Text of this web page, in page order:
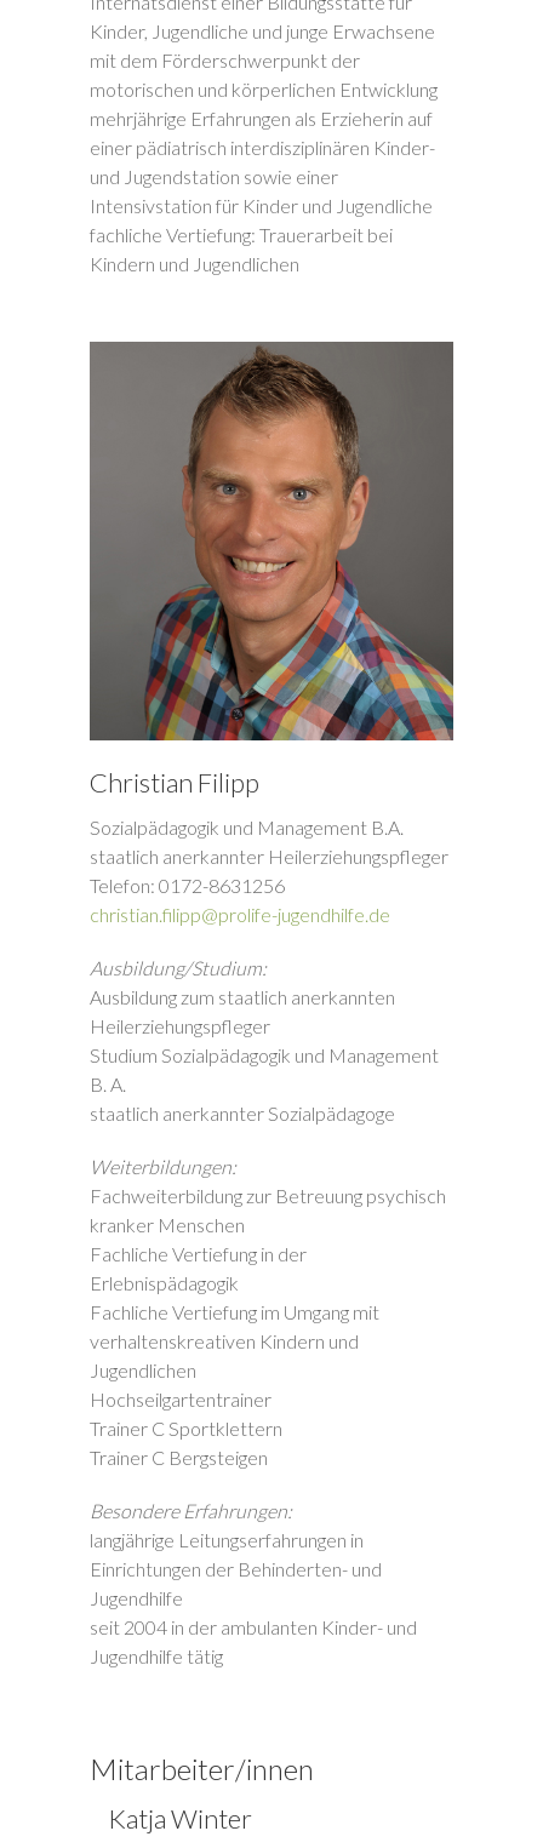
Kinder, Jugendliche und junge Erwachsene
mit dem Förderschwerpunkt der
motorischen und körperlichen Entwicklung
mehrjährige Erfahrungen als Erzieherin auf
einer pädiatrisch interdisziplinären Kinder-
und Jugendstation sowie einer
Intensivstation für Kinder und Jugendliche
fachliche Vertiefung: Trauerarbeit bei
Kindern und Jugendlichen
Christian Filipp
Sozialpädagogik und Management B.A.
staatlich anerkannter Heilerziehungspfleger
Telefon: 0172-8631256
christian.filipp@prolife-jugendhilfe.de
Ausbildung/Studium:
Ausbildung zum staatlich anerkannten
Heilerziehungspfleger
Studium Sozialpädagogik und Management
B. A.
staatlich anerkannter Sozialpädagoge
Weiterbildungen:
Fachweiterbildung zur Betreuung psychisch
kranker Menschen
Fachliche Vertiefung in der
Erlebnispädagogik
Fachliche Vertiefung im Umgang mit
verhaltenskreativen Kindern und
Jugendlichen
Hochseilgartentrainer
Trainer C Sportklettern
Trainer C Bergsteigen
Besondere Erfahrungen:
langjährige Leitungserfahrungen in
Einrichtungen der Behinderten- und
Jugendhilfe
seit 2004 in der ambulanten Kinder- und
Jugendhilfe tätig
Mitarbeiter/innen
Katja Winter